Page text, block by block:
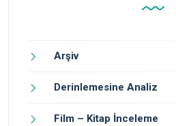
Arşiv
Derinlemesine Analiz
Film – Kitap İnceleme